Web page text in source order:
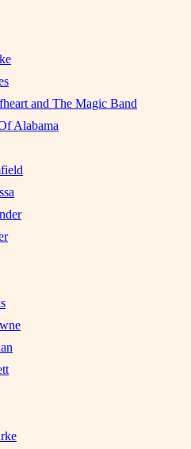
and The Magic Band
Alabama